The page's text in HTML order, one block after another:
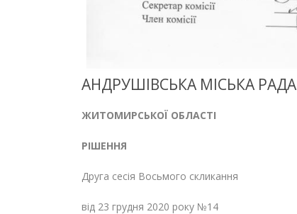
АНДРУШІВСЬКА МІСЬКА РАДА
ЖИТОМИРСЬКОЇ ОБЛАСТІ
РІШЕННЯ
Друга сесія Восьмого скликання
від 23 грудня 2020 року №14